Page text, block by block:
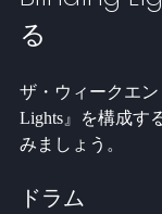
る
ザ・ウィークエ
Lights』を構成す
みましょう。
ドラム